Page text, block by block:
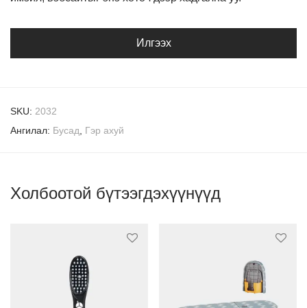
SKU: 2032
Ангилал: Бусад Гэр ахуй
Холбоотой бүтээгдэхүүнүүд